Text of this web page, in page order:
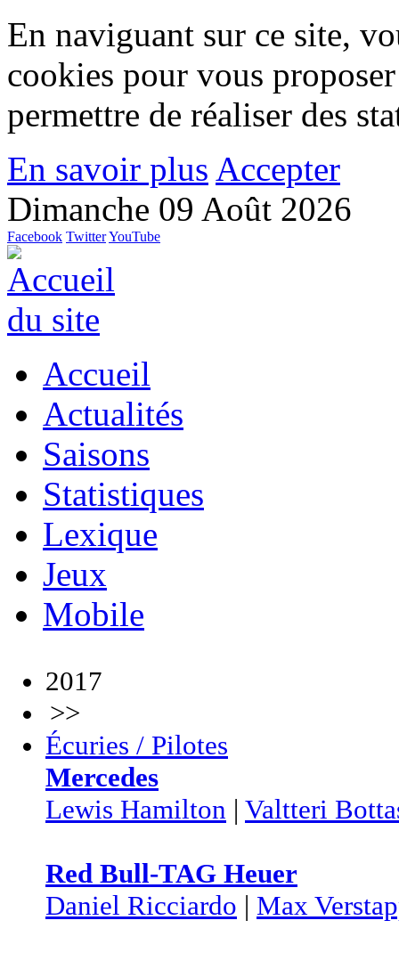
En naviguant sur ce site,
cookies pour vous
permettre de réaliser des
En savoir plus Accepter
Dimanche 09 Août 2026
Facebook TwitterYouTube
Accueil
Actualités
Saisons
Statistiques
Lexique
Jeux
Mobile
2017
>>
Écuries / Pilotes
Mercedes
Lewis Hamilton | Valtteri
Red Bull-TAG Heuer
Daniel Ricciardo | Max